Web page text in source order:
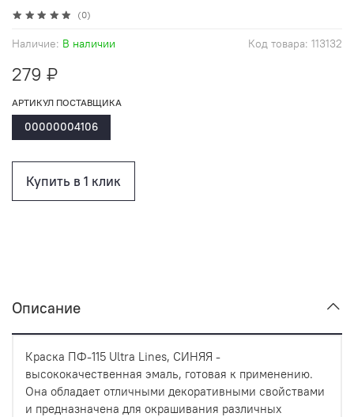
(0)
Код товара: 113132
Наличие: В наличии
279 ₽
Купить в 1 клик
АРТИКУЛ ПОСТАВЩИКА
00000004106
Описание
Краска ПФ-115 Ultra Lines, СИНЯЯ -
высококачественная эмаль, готовая к применению.
Она обладает отличными декоративными свойствами
и предназначена для окрашивания различных